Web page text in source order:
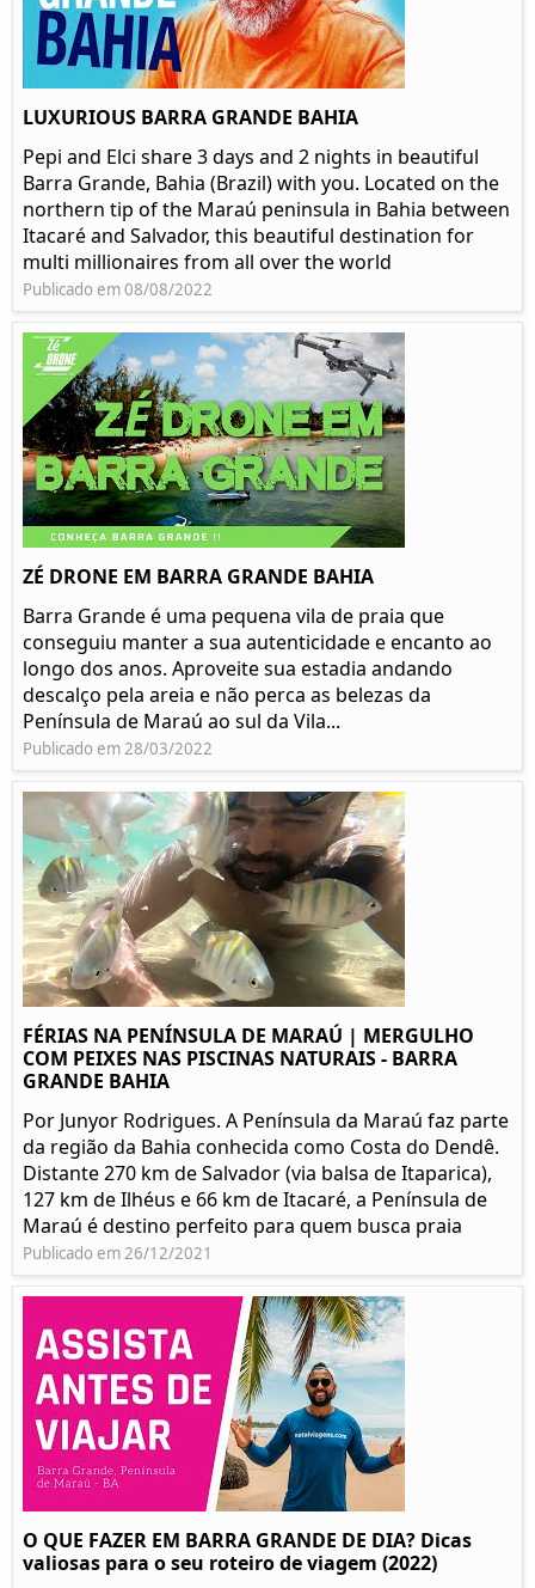
LUXURIOUS BARRA GRANDE BAHIA
Pepi and Elci share 3 days and 2 nights in beautiful
Barra Grande, Bahia (Brazil) with you. Located on the
northern tip of the Maraú peninsula in Bahia between
Itacaré and Salvador, this beautiful destination for
multi millionaires from all over the world
Publicado em 08/08/2022
ZÉ DRONE EM BARRA GRANDE BAHIA
Barra Grande é uma pequena vila de praia que
conseguiu manter a sua autenticidade e encanto ao
longo dos anos. Aproveite sua estadia andando
descalço pela areia e não perca as belezas da
Península de Maraú ao sul da Vila...
Publicado em 28/03/2022
FÉRIAS NA PENÍNSULA DE MARAÚ | MERGULHO
COM PEIXES NAS PISCINAS NATURAIS - BARRA
GRANDE BAHIA
Por Junyor Rodrigues. A Península da Maraú faz parte
da região da Bahia conhecida como Costa do Dendê.
Distante 270 km de Salvador (via balsa de Itaparica),
127 km de Ilhéus e 66 km de Itacaré, a Península de
Maraú é destino perfeito para quem busca praia
Publicado em 26/12/2021
O QUE FAZER EM BARRA GRANDE DE DIA? Dicas
valiosas para o seu roteiro de viagem (2022)